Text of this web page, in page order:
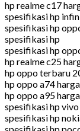
hp realme c17
spesifikasi hp
spesifikasi hp
spesifikasi hp
spesifikasi hp
hp realme c25
hp oppo terbaru
hp oppo a74
hp oppo a95
spesifikasi hp
spesifikasi hp
spesifikasi hp